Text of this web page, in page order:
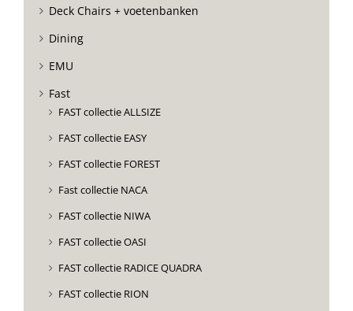
Deck Chairs + voetenbanken
Dining
EMU
Fast
FAST collectie ALLSIZE
FAST collectie EASY
FAST collectie FOREST
Fast collectie NACA
FAST collectie NIWA
FAST collectie OASI
FAST collectie RADICE QUADRA
FAST collectie RION